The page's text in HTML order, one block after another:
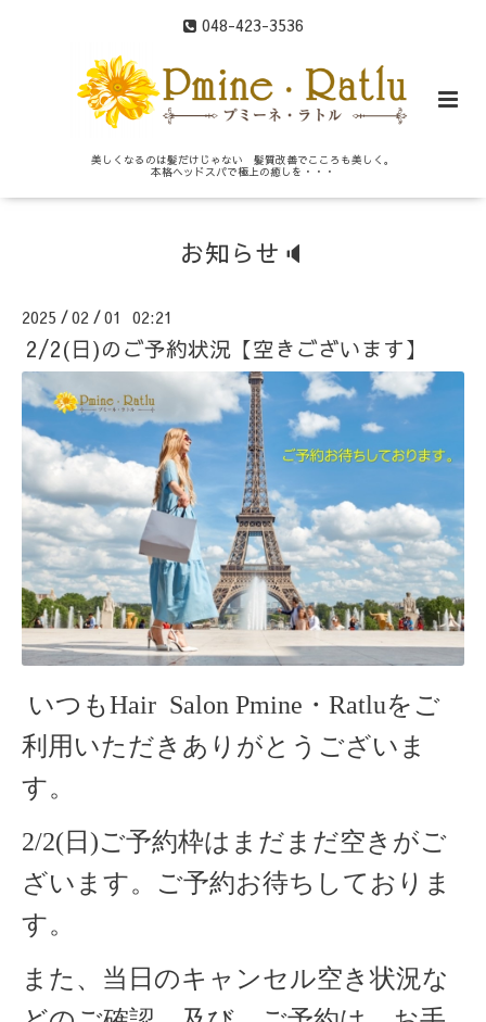
048-423-3536
美しくなるのは髪だけじゃない 髪質改善でこころも美しく。
本格ヘッドスパで極上の癒しを・・・
お知らせ🔈
2025 /02 /01 02:21
2/2(日)のご予約状況【空きございます】
いつもHair Salon Pmine・Ratluをご
利用いただきありがとうございま
す。
2/2(日)ご予約枠はまだまだ空きがご
ざいます。ご予約お待ちしておりま
す。
また、当日のキャンセル空き状況な